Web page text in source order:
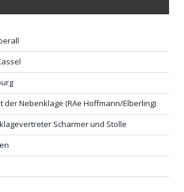
der Nebenklage (RAe Hoffmann/Elberling)
Scharmer und Stolle